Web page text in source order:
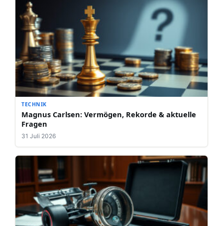
TECHNIK
Magnus Carlsen: Vermögen, Rekorde & aktuelle
Fragen
31 Juli 2026